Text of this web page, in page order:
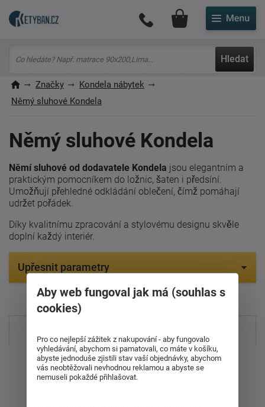
Hledat
Můj účet
Značky
Kondela nábytek
Němý sluhové Kondela
Němý sluhové Kondela
Němí sluhové od dodavatele Kondela jsou elegantním a
praktickým pomocníkem do ložnic, šaten i předsíní.
Umožňují přehledné odkládání oblečení, čímž pomáhají
udržet pořádek.
Díky kvalitnímu zpracování a stylovému designu skvěle
doplní každý interiér.
Upřesnit parametry
Položek na zobrazení:7
Od nejdražšího
Aby web fungoval jak má (souhlas s
cookies)
Pro co nejlepší zážitek z nakupování - aby fungovalo
vyhledávání, abychom si pamatovali, co máte v košíku,
abyste jednoduše zjistili stav vaší objednávky, abychom
vás neobtěžovali nevhodnou reklamou a abyste se
nemuseli pokaždé přihlašovat.